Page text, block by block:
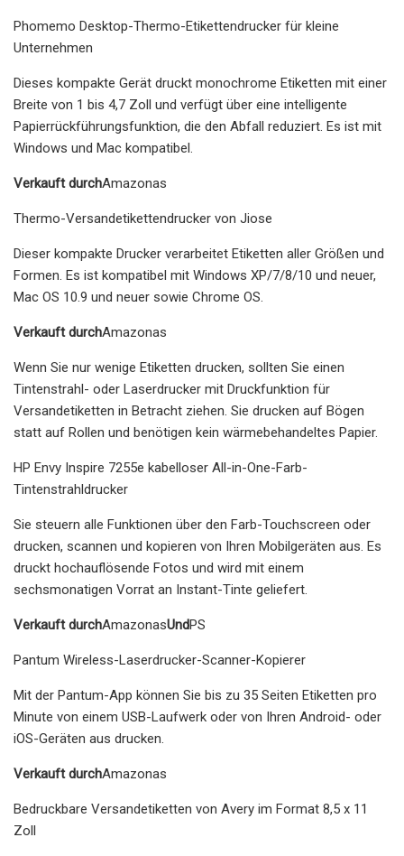
Phomemo Desktop-Thermo-Etikettendrucker für kleine
Unternehmen
Dieses kompakte Gerät druckt monochrome Etiketten mit einer
Breite von 1 bis 4,7 Zoll und verfügt über eine intelligente
Papierrückführungsfunktion, die den Abfall reduziert. Es ist mit
Windows und Mac kompatibel.
Verkauft durchAmazonas
Thermo-Versandetikettendrucker von Jiose
Dieser kompakte Drucker verarbeitet Etiketten aller Größen und
Formen. Es ist kompatibel mit Windows XP/7/8/10 und neuer,
Mac OS 10.9 und neuer sowie Chrome OS.
Verkauft durchAmazonas
Wenn Sie nur wenige Etiketten drucken, sollten Sie einen
Tintenstrahl- oder Laserdrucker mit Druckfunktion für
Versandetiketten in Betracht ziehen. Sie drucken auf Bögen
statt auf Rollen und benötigen kein wärmebehandeltes Papier.
HP Envy Inspire 7255e kabelloser All-in-One-Farb-
Tintenstrahldrucker
Sie steuern alle Funktionen über den Farb-Touchscreen oder
drucken, scannen und kopieren von Ihren Mobilgeräten aus. Es
druckt hochauflösende Fotos und wird mit einem
sechsmonatigen Vorrat an Instant-Tinte geliefert.
Verkauft durchAmazonasUndPS
Pantum Wireless-Laserdrucker-Scanner-Kopierer
Mit der Pantum-App können Sie bis zu 35 Seiten Etiketten pro
Minute von einem USB-Laufwerk oder von Ihren Android- oder
iOS-Geräten aus drucken.
Verkauft durchAmazonas
Bedruckbare Versandetiketten von Avery im Format 8,5 x 11
Zoll